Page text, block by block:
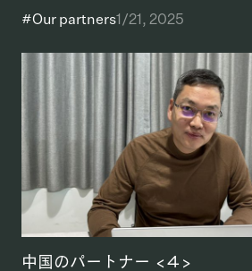
#Our partners1/21, 2025
中国のパートナー <４>